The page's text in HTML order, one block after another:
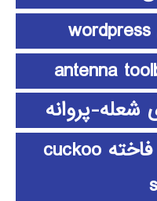
شعله-پروانه
الگوریتم جستجوی فاخته cuckoo